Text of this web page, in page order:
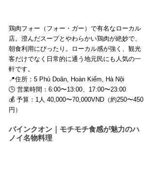
鶏肉フォー（フォー・ガー）で有名なローカル
店。澄んだスープとやわらかい鶏肉が絶妙で、
朝食利用にぴったり。ローカル感が強く、観光
客だけでなく日常的に通う地元民にも人気の一
軒です。
📍住所：5 Phủ Doãn, Hoàn Kiếm, Hà Nội
🕒 営業時間：6:00〜13:00、17:00〜23:00
💰 予算：1人 40,000〜70,000VND（約250〜450
円）
バインクオン｜モチモチ食感が魅力のハ
ノイ名物料理